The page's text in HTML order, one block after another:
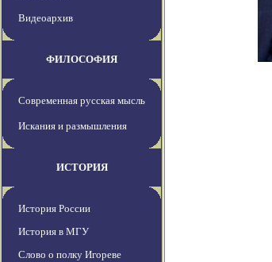
Видеоархив
ФИЛОСОФИЯ
Современная русская мысль
Искания и размышления
ИСТОРИЯ
История России
История в МГУ
Слово о полку Игореве